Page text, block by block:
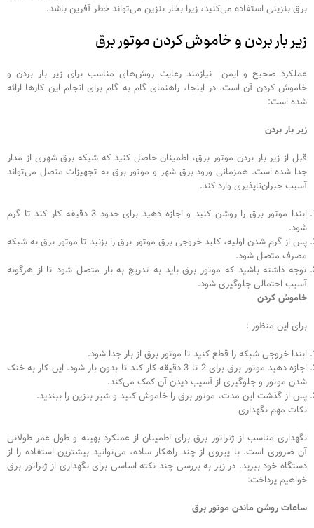
برق بنزینی استفاده می‌کنید، زیرا بخار بنزین می‌تواند خطر آفرین باشد.
زیر بار بردن و خاموش کردن موتور برق
عملکرد صحیح و ایمن نیازمند رعایت روش‌های مناسب برای زیر بار بردن و
خاموش کردن آن است. در اینجا، راهنمای گام به گام برای انجام این کارها ارائه
شده است:
زیر بار بردن
قبل از زیر بار بردن موتور برق، اطمینان حاصل کنید که شبکه برق شهری از مدار
جدا شده است. همزمانی ورود برق شهر و موتور برق به تجهیزات متصل می‌تواند
آسیب جبران‌ناپذیری وارد کند.
ابتدا موتور برق را روشن کنید و اجازه دهید برای حدود 3 دقیقه کار کند تا گرم
شود.
پس از گرم شدن اولیه، کلید خروجی برق موتور برق را بزنید تا موتور برق به شبکه
مصرف متصل شود.
توجه داشته باشید که موتور برق باید به تدریج به بار متصل شود تا از هرگونه
آسیب احتمالی جلوگیری شود.
خاموش کردن
برای این منظور :
ابتدا خروجی شبکه را قطع کنید تا موتور برق از بار جدا شود.
اجازه دهید موتور برق برای 2 تا 3 دقیقه کار کند تا بدون بار شود. این کار به خنک
شدن موتور و جلوگیری از آسیب دیدن آن کمک می‌کند.
پس از گذشت این مدت، موتور برق را خاموش کنید و شیر بنزین را ببندید.
نکات مهم نگهداری
نگهداری مناسب از ژنراتور برق برای اطمینان از عملکرد بهینه و طول عمر طولانی
آن ضروری است. با پیروی از چند راهکار ساده، می‌توانید بیشترین استفاده را از
دستگاه خود ببرید. در زیر به بررسی چند نکته اساسی برای نگهداری از ژنراتور برق
خواهیم پرداخت:
ساعات روشن ماندن موتور برق